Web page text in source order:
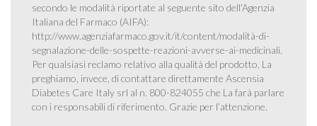
secondo le modalità riportate al seguente sito dell’Agenzia
Italiana del Farmaco (AIFA):
http://www.agenziafarmaco.gov.it/it/content/modalità-di-
segnalazione-delle-sospette-reazioni-avverse-ai-medicinali.
Per qualsiasi reclamo relativo alla qualità del prodotto, La
preghiamo, invece, di contattare direttamente Ascensia
Diabetes Care Italy srl al n. 800-824055 che La farà parlare
con i responsabili di riferimento. Grazie per l’attenzione.